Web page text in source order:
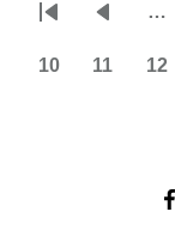
Erste
Seite
Seite
…
10 11 12